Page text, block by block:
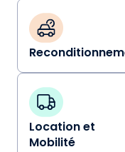
Location et
Mobilité